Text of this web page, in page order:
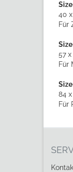
40
Für
Size
57
Für
84
Für